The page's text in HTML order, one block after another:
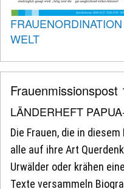
WELT
Frauenmissionspost
LÄNDERHEFT
Die Frauen, die in
alle auf ihre Art
Urwälder oder krähen
Texte versammeln